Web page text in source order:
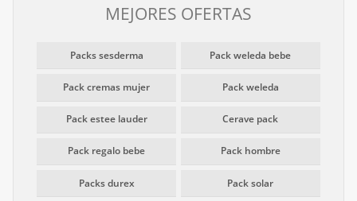
MEJORES OFERTAS
Packs sesderma Pack weleda bebe
Pack cremas mujer Pack weleda
Pack estee lauder Cerave pack
Pack regalo bebe Pack hombre
Packs durex Pack solar